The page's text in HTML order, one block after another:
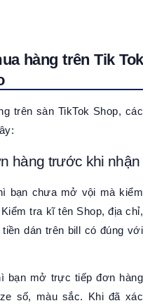
hàng trên Tik Tok
trên sàn TikTok Shop, các
hàng trước khi nhận
bạn chưa mở vội mà kiểm
tra kĩ tên Shop, địa chỉ,
dán trên bill có đúng với
bạn mở trực tiếp đơn hàng
số, màu sắc. Khi đã xác